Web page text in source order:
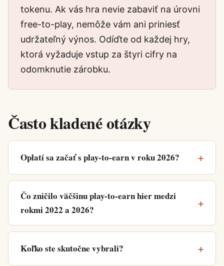
tokenu. Ak vás hra nevie zabaviť na úrovni
free-to-play, nemôže vám ani priniesť
udržateľný výnos. Odíďte od každej hry,
ktorá vyžaduje vstup za štyri cifry na
odomknutie zárobku.
Často kladené otázky
Oplatí sa začať s play-to-earn v roku 2026?
Čo zničilo väčšinu play-to-earn hier medzi
rokmi 2022 a 2026?
Koľko ste skutočne vybrali?